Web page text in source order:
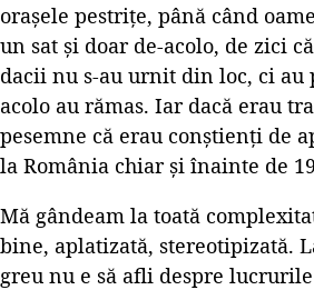
orașele pestrițe, până când
un sat și doar de-acolo, de zici
dacii nu s-au urnit din loc, ci au
acolo au rămas. Iar dacă erau
pesemne că erau conștienți de
la România chiar și înainte de
Mă gândeam la toată
bine, aplatizată, stereotipizată.
greu nu e să afli despre